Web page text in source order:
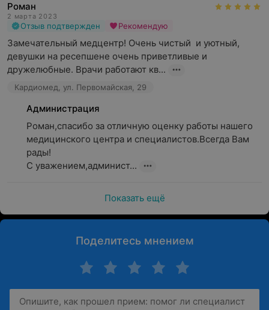
Роман
2 марта 2023
Отзыв подтвержден Рекомендую
Замечательный медцентр! Очень чистый  и уютный,
девушки на ресепшене очень приветливые и
дружелюбные. Врачи работают кв...
Кардиомед, ул. Первомайская, 29
Администрация
Роман,спасибо за отличную оценку работы нашего
медицинского центра и специалистов.Всегда Вам
рады!
С уважением,админист...
Показать ещё
Поделитесь мнением